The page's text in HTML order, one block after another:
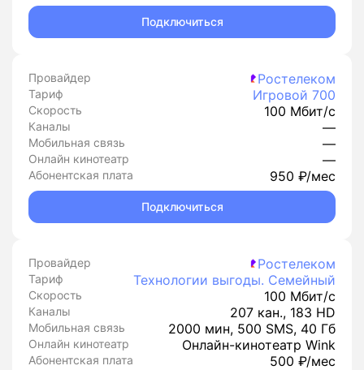
Подключиться
Провайдер Ростелеком
Тариф Игровой 700
Скорость 100 Мбит/с
Каналы —
Мобильная связь —
Онлайн кинотеатр —
Абонентская плата 950 ₽/мес
Подключиться
Провайдер Ростелеком
Тариф Технологии выгоды. Семейный
Скорость 100 Мбит/с
Каналы 207 кан., 183 HD
Мобильная связь 2000 мин, 500 SMS, 40 Гб
Онлайн кинотеатр Онлайн-кинотеатр Wink
Абонентская плата 500 ₽/мес